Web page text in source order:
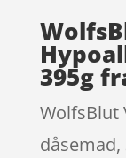
395g
WolfsBlut